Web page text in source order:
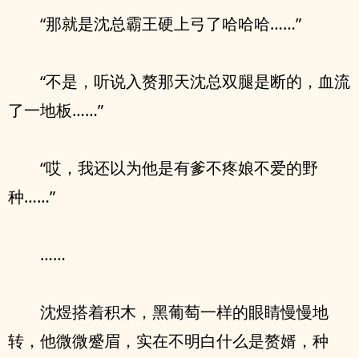
“那就是沈总霸王硬上弓了哈哈哈……”
“不是，听说入赘那天沈总双腿是断的，血流
了一地板……”
“哎，我还以为他是有爹不疼娘不爱的野
种……”
……
沈煜搭着积木，黑葡萄一样的眼睛慢慢地
转，他微微蹙眉，实在不明白什么是赘婿，种